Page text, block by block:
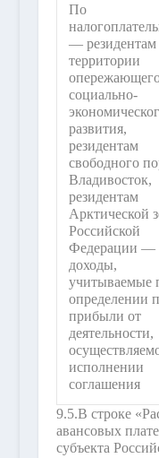
По
— резидентам
территории
социально-
развития,
резидентам
свободного
Владивосток,
резидентам
Арктической
Российской
Федерации —
доходы,
учитываемые
определении
прибыли от
деятельности,
исполнении
соглашения
9.5.В строке
авансовых
субъекта